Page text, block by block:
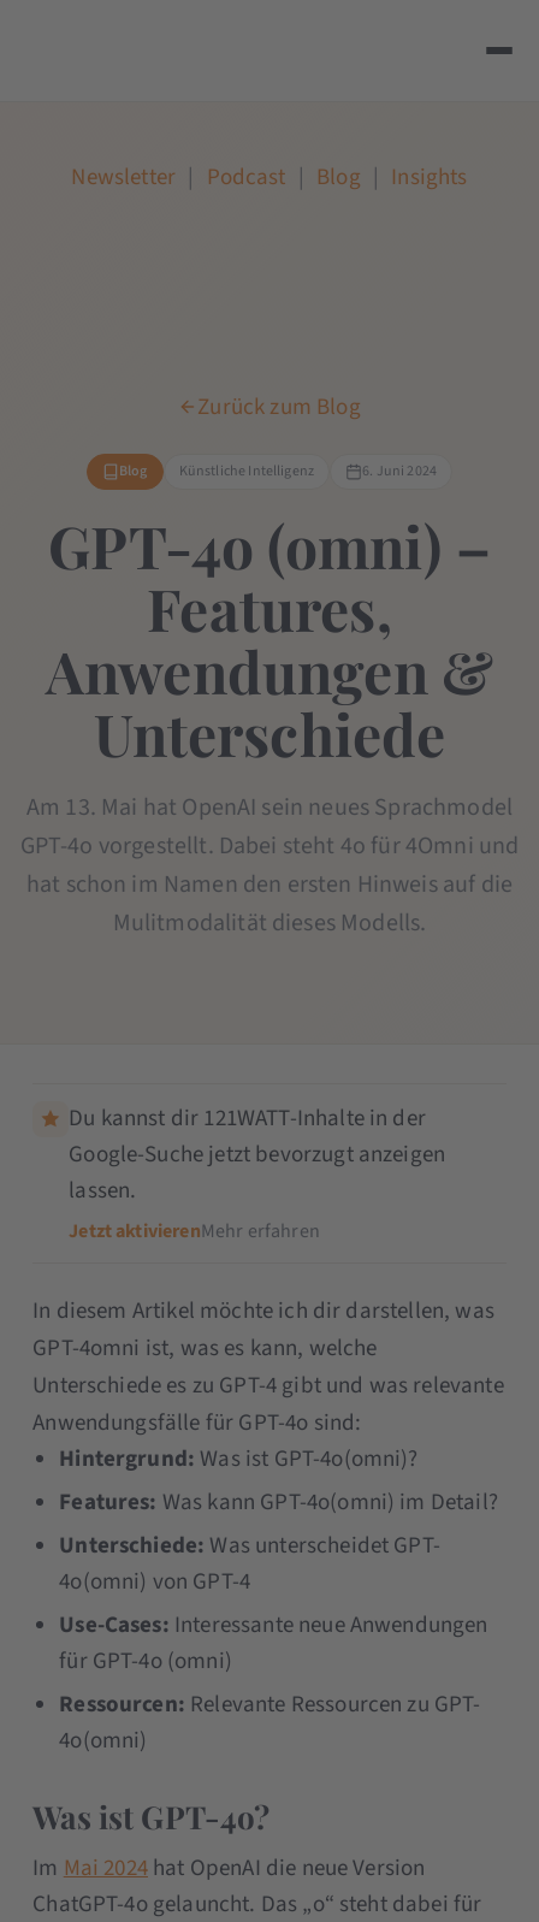
Newsletter | Podcast | Blog | Insights
Zurück zum Blog
Blog Künstliche Intelligenz 6. Juni 2024
GPT-4o (omni) –
Features,
Anwendungen &
Unterschiede
Am 13. Mai hat OpenAI sein neues Sprachmodel
GPT-4o vorgestellt. Dabei steht 4o für 4Omni und
hat schon im Namen den ersten Hinweis auf die
Mulitmodalität dieses Modells.
Du kannst dir 121WATT-Inhalte in der
Google-Suche jetzt bevorzugt anzeigen
lassen.
Jetzt aktivierenMehr erfahren
In diesem Artikel möchte ich dir darstellen, was
GPT-4omni ist, was es kann, welche
Unterschiede es zu GPT-4 gibt und was relevante
Anwendungsfälle für GPT-4o sind:
Hintergrund:Was ist GPT-4o(omni)?
Features: Was kann GPT-4o(omni) im Detail?
Unterschiede:Was unterscheidet GPT-
4o(omni) von GPT-4
Use-Cases: Interessante neue Anwendungen
für GPT-4o (omni)
Ressourcen: Relevante Ressourcen zu GPT-
4o(omni)
Was ist GPT-4o?
Im Mai 2024hat OpenAI die neue Version
ChatGPT-4o gelauncht. Das „o“ steht dabei für